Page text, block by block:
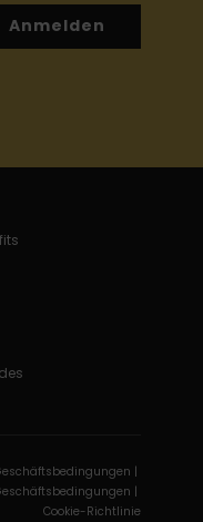
Anmelden
|
|
Cookie-Richtlinie